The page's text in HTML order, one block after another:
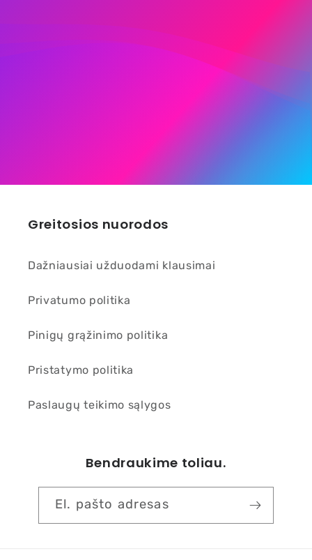
Greitosios nuorodos
Dažniausiai užduodami klausimai
Privatumo politika
Pinigų grąžinimo politika
Pristatymo politika
Paslaugų teikimo sąlygos
Bendraukime toliau.
El. pašto adresas